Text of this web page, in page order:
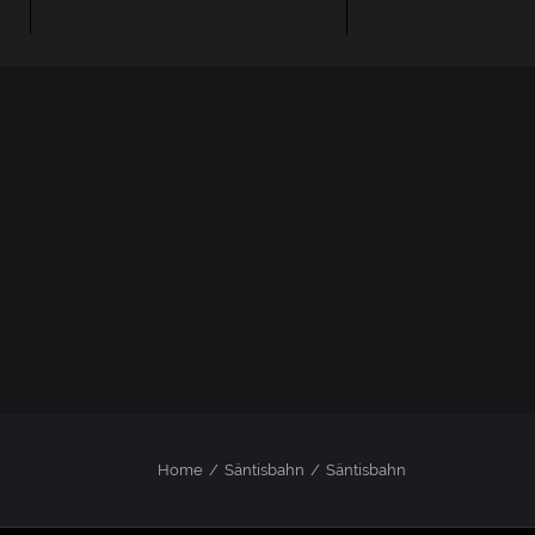
Home Säntisbahn Säntisbahn